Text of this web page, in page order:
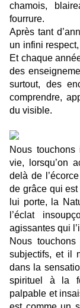
chamois,
fourrure.
Après tant
un infini
Et chaque
des
surtout, des
comprendre,
du visible.
Nous
vie, lorsqu’on
delà de
de grâce qui
lui porte, la
l’éclat
agissantes qui
Nous
subjectifs, et il
dans la
spirituel à la
palpable et